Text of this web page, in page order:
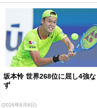
坂本怜 世界268位に屈し4強な
ず
(2026年8月8日)